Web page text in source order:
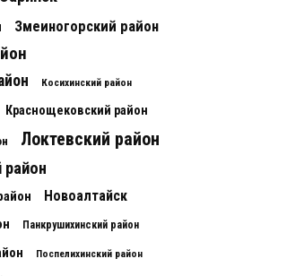
Змеиногорский район
Косихинский район
Краснощековский район
Локтевский район
район
Новоалтайск
Панкрушихинский район
Поспелихинский район